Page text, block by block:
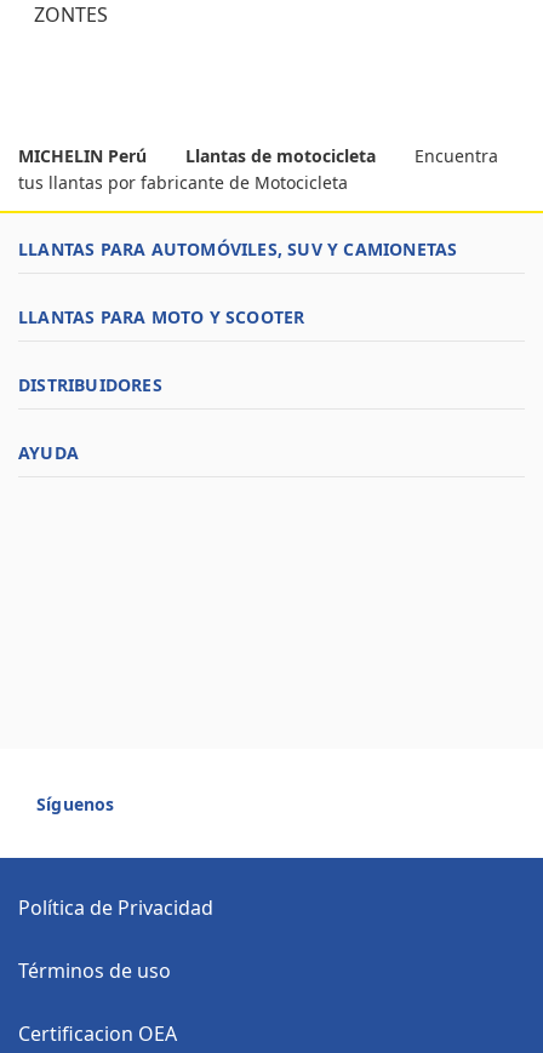
ZONTES
MICHELIN Perú Llantas de motocicleta
Encuentra
tus llantas por fabricante de Motocicleta
LLANTAS PARA AUTOMÓVILES, SUV Y CAMIONETAS
LLANTAS PARA MOTO Y SCOOTER
DISTRIBUIDORES
AYUDA
Síguenos
Política de Privacidad
Términos de uso
Certificacion OEA